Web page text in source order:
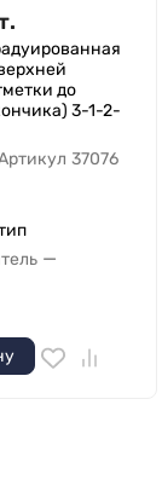
до
3-1-2-
37076
—